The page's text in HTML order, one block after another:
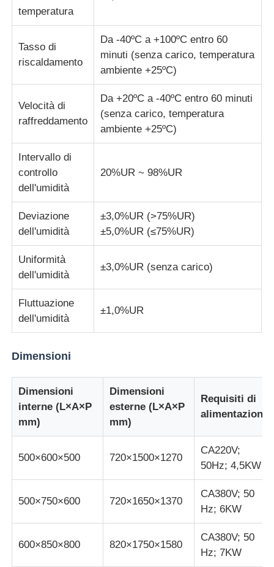
Macchina di prova dell'abrasione
apparecchiatura di collaudo di gomma
Attrezzature per la prova dei materiali da costruzione
Apparecchiature per la prova degli imballaggi
Attrezzature per la prova degli adesivi
macchina per prove su tessuti
temperatura
Tasso di
riscaldamento
Da -40ºC a +100ºC entro 60
minuti (senza carico, temperatura
ambiente +25ºC)
Velocità di
raffreddamento
Da +20ºC a -40ºC entro 60 minuti
(senza carico, temperatura
ambiente +25ºC)
Intervallo di
controllo
dell'umidità
20%UR ~ 98%UR
Deviazione
dell'umidità
±3,0%UR (>75%UR)
±5,0%UR (≤75%UR)
Uniformità
dell'umidità
±3,0%UR (senza carico)
Fluttuazione
dell'umidità
±1,0%UR
Dimensioni
Dimensioni
interne (L×A×P
mm)
Dimensioni
esterne (L×A×P
mm)
Requisiti di
alimentazione
500×600×500 720×1500×1270
CA220V;
50Hz; 4,5KW
500×750×600 720×1650×1370
CA380V; 50
Hz; 6KW
600×850×800 820×1750×1580
CA380V; 50
Hz; 7KW